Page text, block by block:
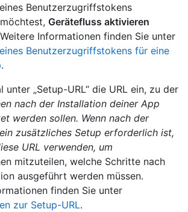
Benutzerzugriffstokens
Gerätefluss aktivieren
Informationen finden Sie unter
Benutzerzugriffstokens für eine
.
unter „Setup-URL“ die URL ein, zu der
nach der Installation deiner App
werden sollen. Wenn nach der
zusätzliches Setup erforderlich ist,
URL verwenden, um
mitzuteilen, welche Schritte nach
ausgeführt werden müssen.
finden Sie unter
zur Setup-URL.